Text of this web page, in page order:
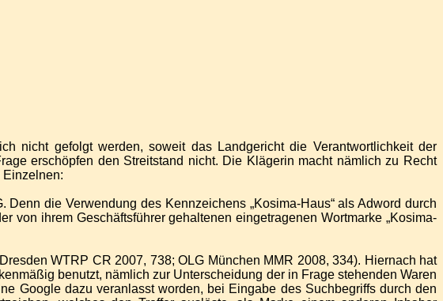
nicht gefolgt werden, soweit das Landgericht die Verantwortlichkeit der
erschöpfen den Streitstand nicht. Die Klägerin macht nämlich zu Recht
Einzelnen:
die Verwendung des Kennzeichens „Kosima-Haus“ als Adword durch
von ihrem Geschäftsführer gehaltenen eingetragenen Wortmarke „Kosima-
WTRP CR 2007, 738; OLG München MMR 2008, 334). Hiernach hat
benutzt, nämlich zur Unterscheidung der in Frage stehenden Waren
Google dazu veranlasst worden, bei Eingabe des Suchbegriffs durch den